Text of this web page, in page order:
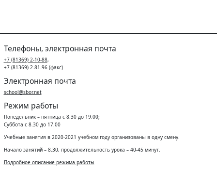
Телефоны, электронная почта
+7 (81369) 2-10-88,
+7 (81369) 2-81-96(факс)
Электронная почта
school@sbor.net
Режим работы
Понедельник – пятница с 8.30 до 19.00;
Суббота с 8.30 до 17.00
Учебные занятия в 2020-2021 учебном году организованы в одну смену.
Начало занятий – 8.30, продолжительность урока – 40-45 минут.
Подробное описание режима работы